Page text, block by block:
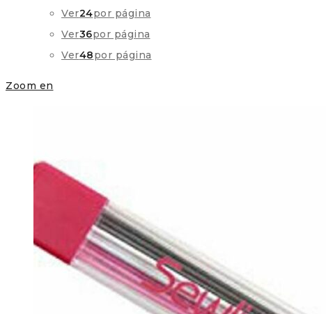
Ver24por página
Ver36por página
Ver48por página
Zoom en